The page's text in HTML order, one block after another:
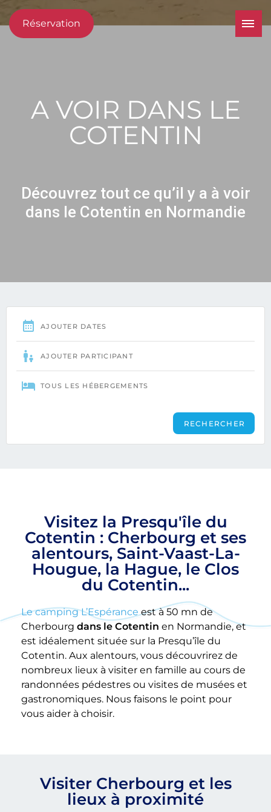
Réservation
A VOIR DANS LE
COTENTIN
Découvrez tout ce qu’il y a à voir
dans le Cotentin en Normandie
Visitez la Presqu'île du
Cotentin : Cherbourg et ses
alentours, Saint-Vaast-La-
Hougue, la Hague, le Clos
du Cotentin...
Le camping L’Espéranceest à 50 mn de
Cherbourg dans le Cotentin en Normandie, et
est idéalement située sur la Presqu’île du
Cotentin. Aux alentours, vous découvrirez de
nombreux lieux à visiter en famille au cours de
randonnées pédestres ou visites de musées et
gastronomiques. Nous faisons le point pour
vous aider à choisir.
Visiter Cherbourg et les
lieux à proximité